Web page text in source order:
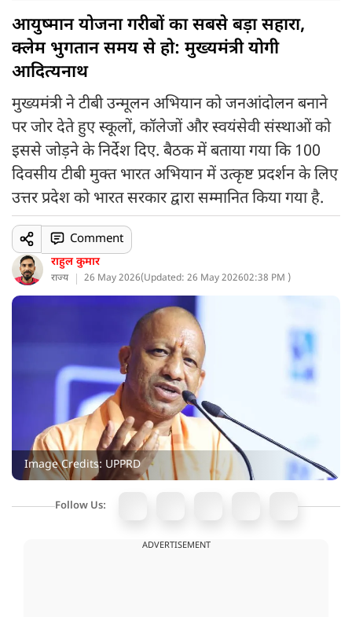
आयुष्मान योजना गरीबों का सबसे बड़ा सहारा,
क्लेम भुगतान समय से हो: मुख्यमंत्री योगी
आदित्यनाथ
मुख्यमंत्री ने टीबी उन्मूलन अभियान को जनआंदोलन बनाने
पर जोर देते हुए स्कूलों, कॉलेजों और स्वयंसेवी संस्थाओं को
इससे जोड़ने के निर्देश दिए. बैठक में बताया गया कि 100
दिवसीय टीबी मुक्त भारत अभियान में उत्कृष्ट प्रदर्शन के लिए
उत्तर प्रदेश को भारत सरकार द्वारा सम्मानित किया गया है.
राहुल कुमार
राज्य 26 May 2026(Updated: 26 May 202602:38 PM )
Comment
Image Credits: UPPRD
Follow Us:
ADVERTISEMENT